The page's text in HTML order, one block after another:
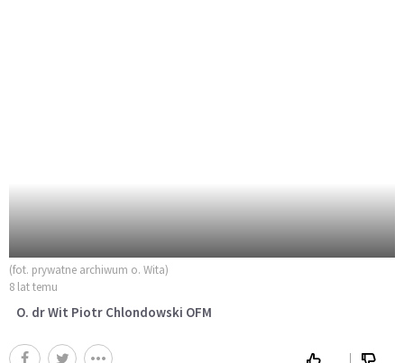
(fot. prywatne archiwum o. Wita)
8 lat temu
O. dr Wit Piotr Chlondowski OFM